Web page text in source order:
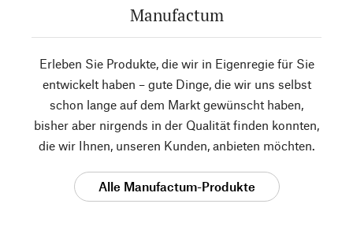
Manufactum
Erleben Sie Produkte, die wir in Eigenregie für Sie
entwickelt haben – gute Dinge, die wir uns selbst
schon lange auf dem Markt gewünscht haben,
bisher aber nirgends in der Qualität finden konnten,
die wir Ihnen, unseren Kunden, anbieten möchten.
Alle Manufactum-Produkte